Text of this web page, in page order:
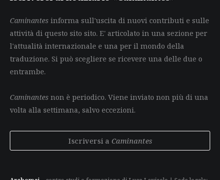
Caminantes informa sull'uscita di nuovi contributi e sulle
attività di questo sito sito. E' articolato in una sezione per
l'attualità internazionale e una per il mondo della
traduzione. Si può scegliere se ricevere una delle due o
entrambe.
Caminantes non è periodico. Viene inviato non più di una
volta alla settimana, salvo eccezioni.
Iscriversi a Caminantes